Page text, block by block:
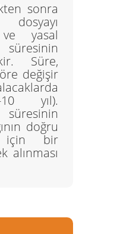
sonra
ve yasal
Süre,
değişir
yıl).
doğru
için bir
alınması